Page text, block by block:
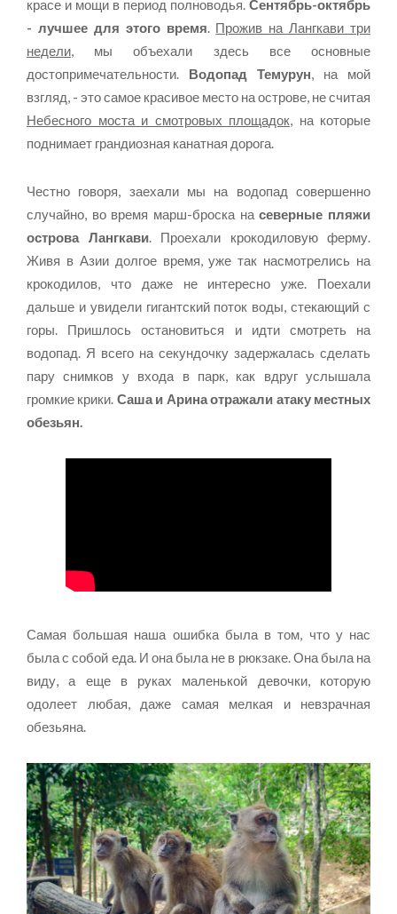
красе и мощи в период полноводья. Сентябрь-октябрь
- лучшее для этого время. Прожив на Лангкави три
недели, мы объехали здесь все основные
достопримечательности. Водопад Темурун, на мой
взгляд, - это самое красивое место на острове, не считая
Небесного моста и смотровых площадок, на которые
поднимает грандиозная канатная дорога.
Честно говоря, заехали мы на водопад совершенно
случайно, во время марш-броска насеверные пляжи
острова Лангкави. Проехали крокодиловую ферму.
Живя в Азии долгое время, уже так насмотрелись на
крокодилов, что даже не интересно уже. Поехали
дальше и увидели гигантский поток воды, стекающий с
горы. Пришлось остановиться и идти смотреть на
водопад. Я всего на секундочку задержалась сделать
пару снимков у входа в парк, как вдруг услышала
громкие крики. Саша и Арина отражали атаку местных
обезьян.
Самая большая наша ошибка была в том, что у нас
была с собой еда. И она была не в рюкзаке. Она была на
виду, а еще в руках маленькой девочки, которую
одолеет любая, даже самая мелкая и невзрачная
обезьяна.